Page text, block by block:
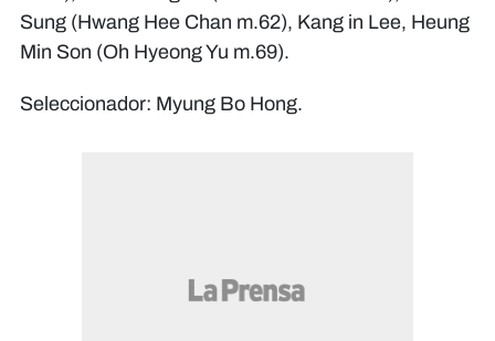
Sung (Hwang Hee Chan m.62), Kang in Lee, Heung
Min Son (Oh Hyeong Yu m.69).
Seleccionador: Myung Bo Hong.